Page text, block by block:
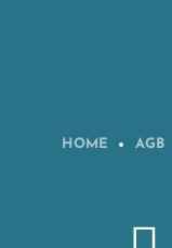
HOME AGB